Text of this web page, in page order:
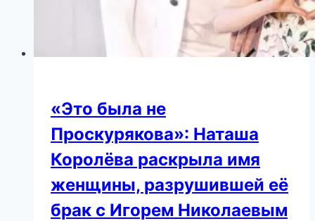
«Это была не
Проскурякова»: Наташа
Королёва раскрыла имя
женщины, разрушившей её
брак с Игорем Николаевым